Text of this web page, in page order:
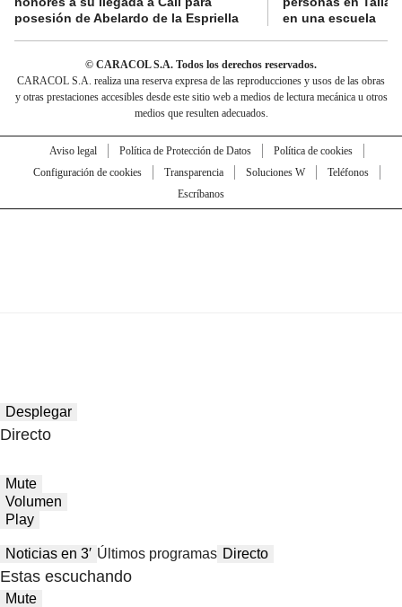
posesión de Abelardo de la Espriella
en una escuela
© CARACOL S.A. Todos los derechos reservados.
CARACOL S.A. realiza una reserva expresa de las reproducciones y usos de las obras
y otras prestaciones accesibles desde este sitio web a medios de lectura mecánica u otros
medios que resulten adecuados.
Aviso legal Política de Protección de Datos
Política de cookies
Configuración de cookies
Transparencia Soluciones W
Teléfonos
Escríbanos
Desplegar
Directo
Mute
Volumen
Play
Noticias en 3′ Últimos programas Directo
Estas escuchando
Mute